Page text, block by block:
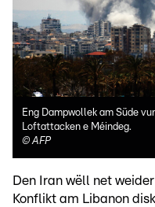
Eng Dampwollek am Süde
Loftattacken e Méindeg.
©AFP
Den Iran wëll net
Konflikt am Libanon